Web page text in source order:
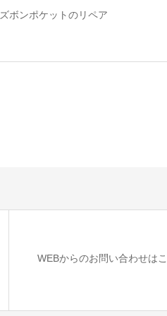
ズボンポケットのリペア
WEBからのお問い合わせは